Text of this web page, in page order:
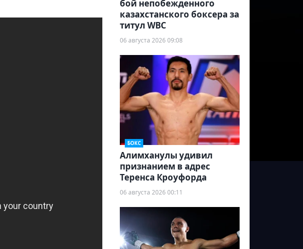
бой непобежденного
казахстанского боксера за
титул WBC
06 августа 2026 09:08
БОКС
Алимханулы удивил
признанием в адрес
Теренса Кроуфорда
06 августа 2026 00:11